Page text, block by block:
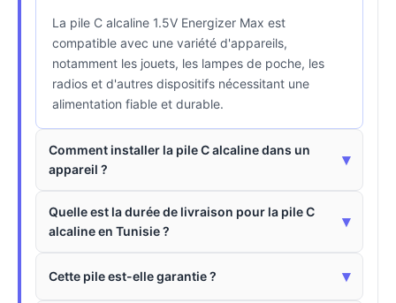
La pile C alcaline 1.5V Energizer Max est
compatible avec une variété d'appareils,
notamment les jouets, les lampes de poche, les
radios et d'autres dispositifs nécessitant une
alimentation fiable et durable.
Comment installer la pile C alcaline dans un
appareil ?
▾
Quelle est la durée de livraison pour la pile C
alcaline en Tunisie ?
▾
Cette pile est-elle garantie ? ▾